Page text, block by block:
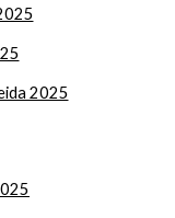
2025